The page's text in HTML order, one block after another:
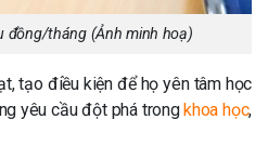
đồng/tháng (Ảnh minh hoạ)
tạo điều kiện để họ yên tâm học
yêu cầu đột phá trong khoa học,